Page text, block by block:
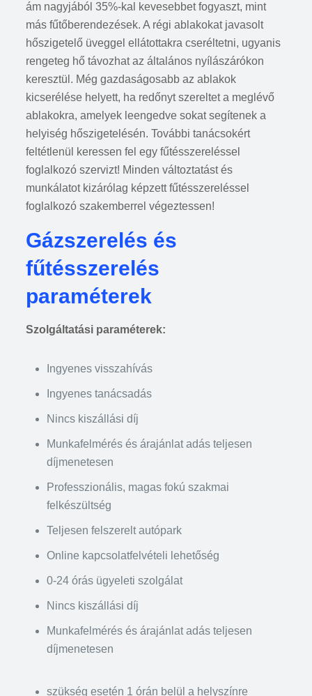
ám nagyjából 35%-kal kevesebbet fogyaszt, mint
más fűtőberendezések. A régi ablakokat javasolt
hőszigetelő üveggel ellátottakra cseréltetni, ugyanis
rengeteg hő távozhat az általános nyílászárókon
keresztül. Még gazdaságosabb az ablakok
kicserélése helyett, ha redőnyt szereltet a meglévő
ablakokra, amelyek leengedve sokat segítenek a
helyiség hőszigetelésén. További tanácsokért
feltétlenül keressen fel egy fűtésszereléssel
foglalkozó szervizt! Minden változtatást és
munkálatot kizárólag képzett fűtésszereléssel
foglalkozó szakemberrel végeztessen!
Gázszerelés és
fűtésszerelés
paraméterek
Szolgáltatási paraméterek:
Ingyenes visszahívás
Ingyenes tanácsadás
Nincs kiszállási díj
Munkafelmérés és árajánlat adás teljesen
díjmenetesen
Professzionális, magas fokú szakmai
felkészültség
Teljesen felszerelt autópark
Online kapcsolatfelvételi lehetőség
0-24 órás ügyeleti szolgálat
Nincs kiszállási díj
Munkafelmérés és árajánlat adás teljesen
díjmenetesen
szükség esetén 1 órán belül a helyszínre